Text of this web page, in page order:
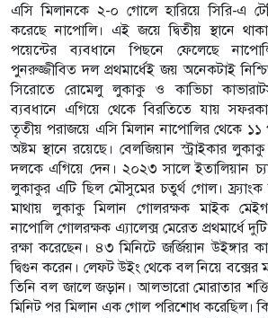
এসি মিলানকে ২-০ গোলে হারিয়ে সিরি-এ
করেছে নাপোলি। এই জয়ে দ্বিতীয় স্থানে
পয়েন্টের ব্যবধানে পিছনে ফেলেছে
পুনরুজ্জীবিত দল প্রথমার্ধেই জয় অনেকটাই
সিরোতে রোমেলু লুকাকু ও কাভিচা
ব্যবধানে এগিয়ে থেকে বিরতিতে যায়
তৃতীয় পরাজয়ে এসি মিলান নাপোলির থেকে ১১
অষ্টম স্থানে রয়েছে। বেলজিয়ান স্ট্রাইকার
দলকে এগিয়ে দেন। ২০২৩ সালে ইতালিয়ান
লুকাকুর এটি ছিল মৌসুমের চতুর্থ গোল।
মাথায় লুকাকু মিলান গোলরক্ষক মাইক
নাপোলি গোলরক্ষক এ্যালেক্স মেরেত প্রথমার্ধে
রক্ষা করেছেন। ৪৩ মিনিটে জর্জিয়ান উইঙ্গার
দ্বিগুন করেন। লেফট উইং থেকে বল নিয়ে
তিনি বল জালে জড়ান। আলভারো মোরাতার
মিনিট পর মিলান এক গোল পরিশোধ করেছিল।